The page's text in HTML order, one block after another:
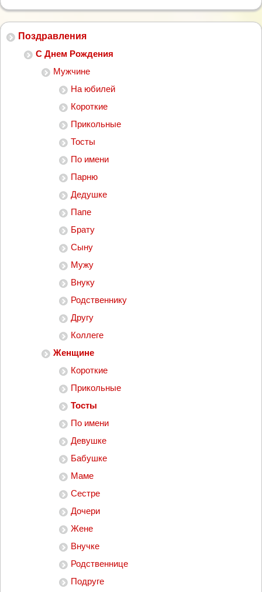
Поздравления
С Днем Рождения
Мужчине
На юбилей
Короткие
Прикольные
Тосты
По имени
Парню
Дедушке
Папе
Брату
Сыну
Мужу
Внуку
Родственнику
Другу
Коллеге
Женщине
Короткие
Прикольные
Тосты
По имени
Девушке
Бабушке
Маме
Сестре
Дочери
Жене
Внучке
Родственнице
Подруге